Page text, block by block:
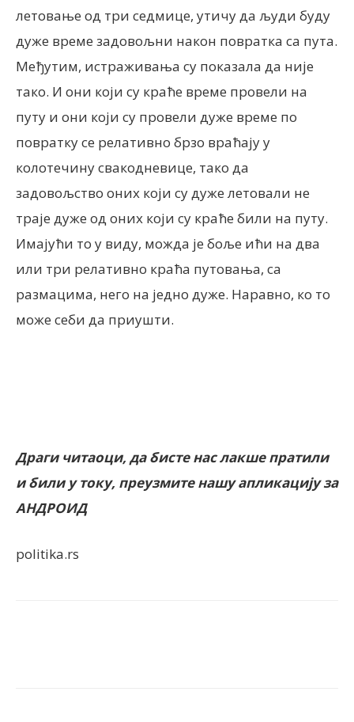
летовање од три седмице, утичу да људи буду
дуже време задовољни након повратка са пута.
Међутим, истраживања су показала да није
тако. И они који су краће време провели на
путу и они који су провели дуже време по
повратку се релативно брзо враћају у
колотечину свакодневице, тако да
задовољство оних који су дуже летовали не
траје дуже од оних који су краће били на путу.
Имајући то у виду, можда је боље ићи на два
или три релативно краћа путовања, са
размацима, него на једно дуже. Наравно, ко то
може себи да приушти.
Драги читаоци, да бисте нас лакше пратили
и били у току, преузмите нашу апликацију за
АНДРОИД
politika.rs